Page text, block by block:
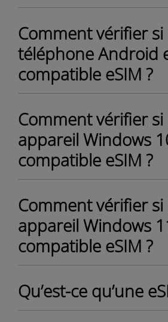
Comment vérifier
téléphone Android
compatible eSIM ?
Comment vérifier
appareil Windows
compatible eSIM ?
Comment vérifier
appareil Windows
compatible eSIM ?
Qu’est-ce qu’une